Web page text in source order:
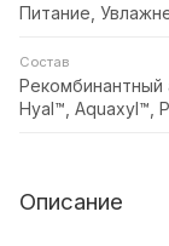
Питание,
Состав
Рекомбинантный
Hyal™, Aquaxyl™,
Описание